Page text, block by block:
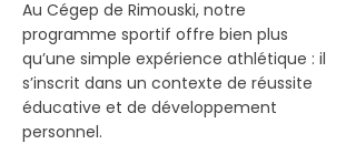
Au Cégep de Rimouski, notre
programme sportif offre bien plus
qu’une simple expérience athlétique : il
s’inscrit dans un contexte de réussite
éducative et de développement
personnel.